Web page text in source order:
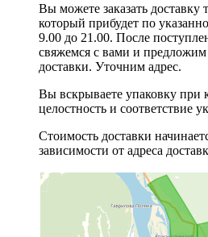
Вы можете заказать
который прибудет по
9.00 до 21.00. После
свяжемся с вами и
доставки. Уточним адрес.
Вы вскрываете упаковку при
целостность и соответствие
Стоимость доставки
зависимости от адреса